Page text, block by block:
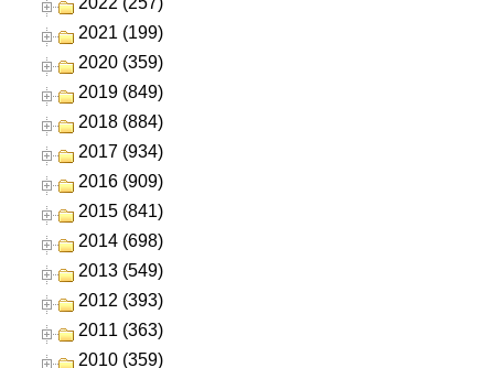
2021 (199)
2020 (359)
2019 (849)
2018 (884)
2017 (934)
2016 (909)
2015 (841)
2014 (698)
2013 (549)
2012 (393)
2011 (363)
2010 (359)